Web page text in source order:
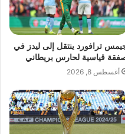
ترافورد ينتقل إلى ليدز في
قياسية لحارس بريطاني
أغسطس 8, 2026